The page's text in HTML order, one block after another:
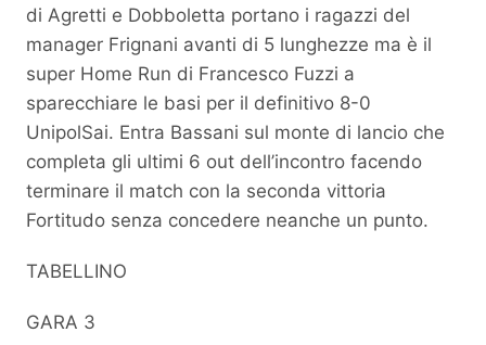
di Agretti e Dobboletta portano i ragazzi del
manager Frignani avanti di 5 lunghezze ma è il
super Home Run di Francesco Fuzzi a
sparecchiare le basi per il definitivo 8-0
UnipolSai. Entra Bassani sul monte di lancio che
completa gli ultimi 6 out dell’incontro facendo
terminare il match con la seconda vittoria
Fortitudo senza concedere neanche un punto.
TABELLINO
GARA 3